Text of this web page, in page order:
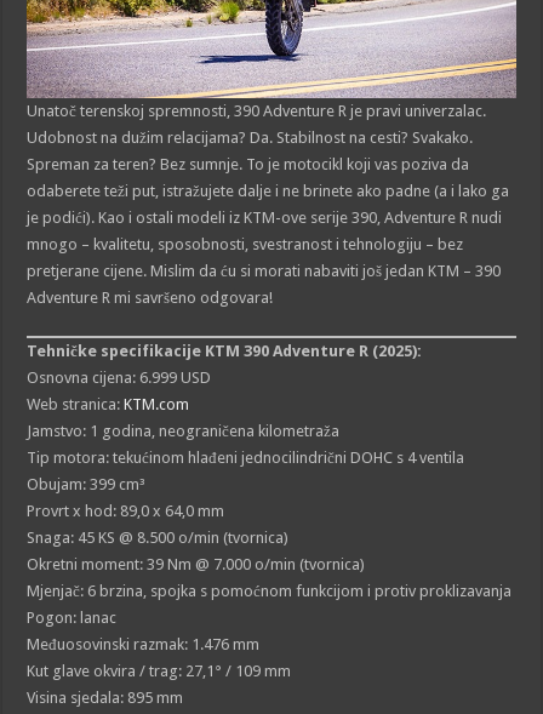
Unatoč terenskoj spremnosti, 390 Adventure R je pravi univerzalac.
Udobnost na dužim relacijama? Da. Stabilnost na cesti? Svakako.
Spreman za teren? Bez sumnje. To je motocikl koji vas poziva da
odaberete teži put, istražujete dalje i ne brinete ako padne (a i lako ga
je podići). Kao i ostali modeli iz KTM-ove serije 390, Adventure R nudi
mnogo – kvalitetu, sposobnosti, svestranost i tehnologiju – bez
pretjerane cijene. Mislim da ću si morati nabaviti još jedan KTM – 390
Adventure R mi savršeno odgovara!
Tehničke specifikacije KTM 390 Adventure R (2025):
Osnovna cijena: 6.999 USD
Web stranica:KTM.com
Jamstvo: 1 godina, neograničena kilometraža
Tip motora: tekućinom hlađeni jednocilindrični DOHC s 4 ventila
Obujam: 399 cm³
Provrt x hod: 89,0 x 64,0 mm
Snaga: 45 KS @ 8.500 o/min (tvornica)
Okretni moment: 39 Nm @ 7.000 o/min (tvornica)
Mjenjač: 6 brzina, spojka s pomoćnom funkcijom i protiv proklizavanja
Pogon: lanac
Međuosovinski razmak: 1.476 mm
Kut glave okvira / trag: 27,1° / 109 mm
Visina sjedala: 895 mm